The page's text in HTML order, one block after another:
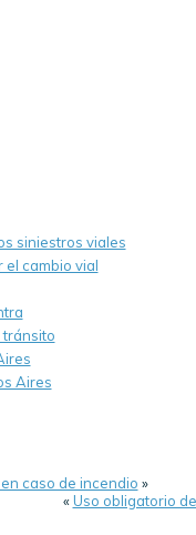
siniestros viales
el cambio vial
tránsito
Aires
caso de incendio »
«Uso obligatorio